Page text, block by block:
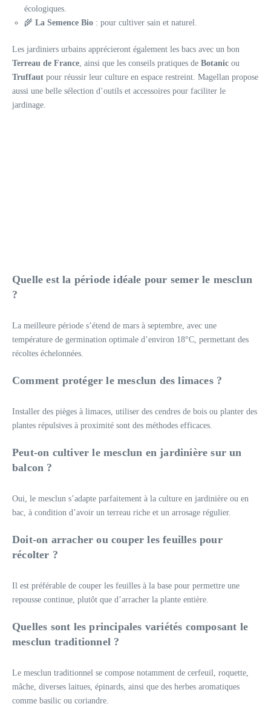
écologiques.
🌾 La Semence Bio : pour cultiver sain et naturel.
Les jardiniers urbains apprécieront également les bacs avec un bon
Terreau de France, ainsi que les conseils pratiques de Botanic ou
Truffaut pour réussir leur culture en espace restreint. Magellan propose
aussi une belle sélection d’outils et accessoires pour faciliter le
jardinage.
Quelle est la période idéale pour semer le mesclun
?
La meilleure période s’étend de mars à septembre, avec une
température de germination optimale d’environ 18°C, permettant des
récoltes échelonnées.
Comment protéger le mesclun des limaces ?
Installer des pièges à limaces, utiliser des cendres de bois ou planter des
plantes répulsives à proximité sont des méthodes efficaces.
Peut-on cultiver le mesclun en jardinière sur un
balcon ?
Oui, le mesclun s’adapte parfaitement à la culture en jardinière ou en
bac, à condition d’avoir un terreau riche et un arrosage régulier.
Doit-on arracher ou couper les feuilles pour
récolter ?
Il est préférable de couper les feuilles à la base pour permettre une
repousse continue, plutôt que d’arracher la plante entière.
Quelles sont les principales variétés composant le
mesclun traditionnel ?
Le mesclun traditionnel se compose notamment de cerfeuil, roquette,
mâche, diverses laitues, épinards, ainsi que des herbes aromatiques
comme basilic ou coriandre.